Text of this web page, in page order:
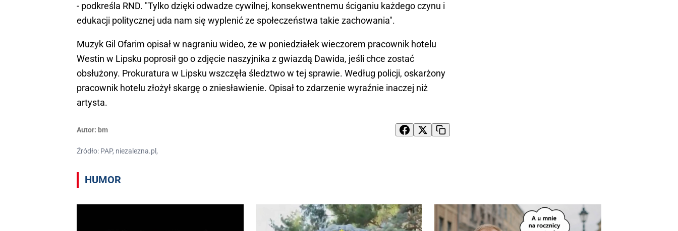
- podkreśla RND. "Tylko dzięki odwadze cywilnej, konsekwentnemu ściganiu każdego czynu i
edukacji politycznej uda nam się wyplenić ze społeczeństwa takie zachowania".
Muzyk Gil Ofarim opisał w nagraniu wideo, że w poniedziałek wieczorem pracownik hotelu
Westin w Lipsku poprosił go o zdjęcie naszyjnika z gwiazdą Dawida, jeśli chce zostać
obsłużony. Prokuratura w Lipsku wszczęła śledztwo w tej sprawie. Według policji, oskarżony
pracownik hotelu złożył skargę o zniesławienie. Opisał to zdarzenie wyraźnie inaczej niż
artysta.
Autor: bm
Źródło: PAP, niezalezna.pl,
HUMOR